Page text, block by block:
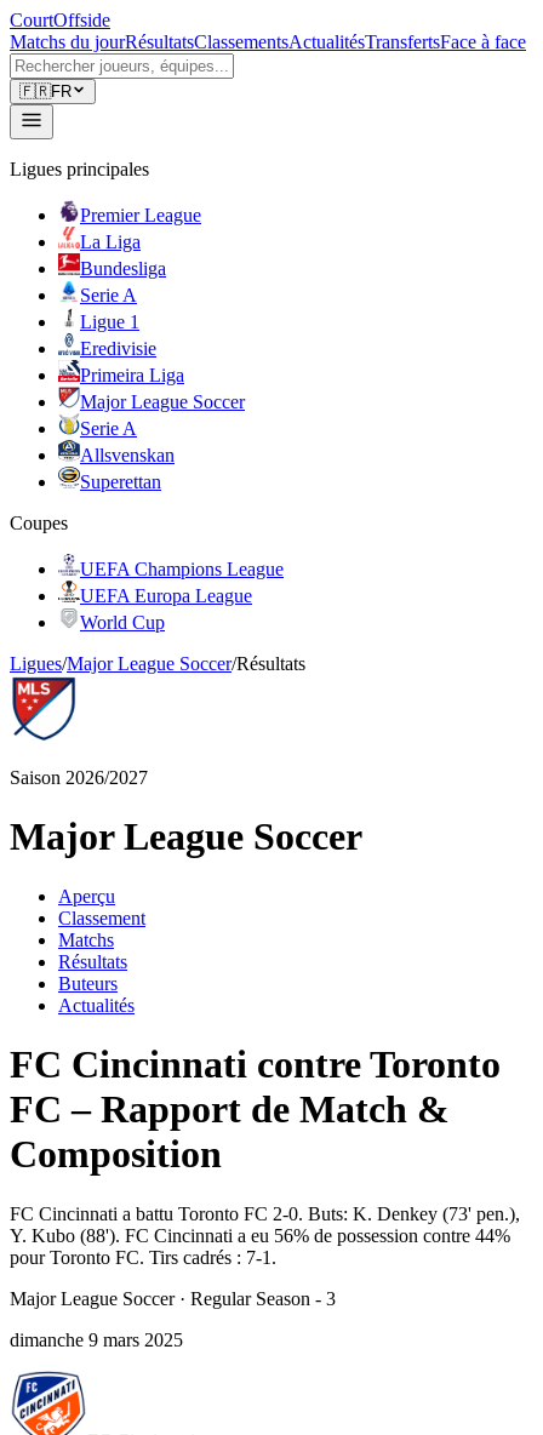
CourtOffside
Matchs du jourRésultatsClassementsActualitésTransfertsFace à face
🇫🇷FR
Ligues principales
Premier League
La Liga
Bundesliga
Serie A
Ligue 1
Eredivisie
Primeira Liga
Major League Soccer
Serie A
Allsvenskan
Superettan
Coupes
UEFA Champions League
UEFA Europa League
World Cup
Ligues/Major League Soccer/Résultats
Saison 2026/2027
Major League Soccer
Aperçu
Classement
Matchs
Résultats
Buteurs
Actualités
FC Cincinnati contre Toronto
FC – Rapport de Match &
Composition
FC Cincinnati a battu Toronto FC 2-0. Buts: K. Denkey (73' pen.),
Y. Kubo (88'). FC Cincinnati a eu 56% de possession contre 44%
pour Toronto FC. Tirs cadrés : 7-1.
Major League Soccer· Regular Season - 3
dimanche 9 mars 2025